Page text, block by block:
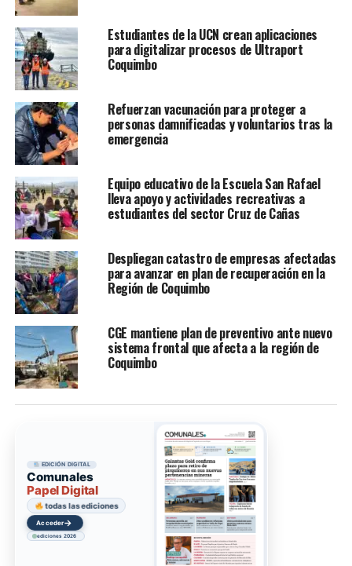
Estudiantes de la UCN crean aplicaciones
para digitalizar procesos de Ultraport
Coquimbo
Refuerzan vacunación para proteger a
personas damnificadas y voluntarios tras la
emergencia
Equipo educativo de la Escuela San Rafael
lleva apoyo y actividades recreativas a
estudiantes del sector Cruz de Cañas
Despliegan catastro de empresas afectadas
para avanzar en plan de recuperación en la
Región de Coquimbo
CGE mantiene plan de preventivo ante nuevo
sistema frontal que afecta a la región de
Coquimbo
EDICIÓN DIGITAL
Comunales
Papel Digital
todas las ediciones
Acceder→
ediciones 2026